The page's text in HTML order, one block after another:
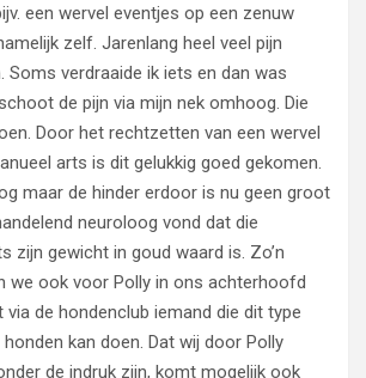
een wervel eventjes op een zenuw
zelf. Jarenlang heel veel pijn
Soms verdraaide ik iets en dan was
de pijn via mijn nek omhoog. Die
Door het rechtzetten van een wervel
arts is dit gelukkig goed gekomen.
maar de hinder erdoor is nu geen groot
neuroloog vond dat die
zijn gewicht in goud waard is. Zo’n
we ook voor Polly in ons achterhoofd
via de hondenclub iemand die dit type
kan doen. Dat wij door Polly
de indruk zijn, komt mogelijk ook